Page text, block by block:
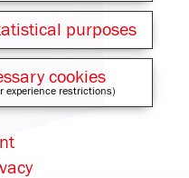
purposes
cookies
experience restrictions)